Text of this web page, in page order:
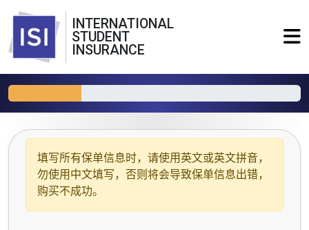
INTERNATIONAL
STUDENT
INSURANCE
填写所有保单信息时，请使用 英文或英文拼音，
勿使用中文填写，否则将会导致保单信息出错，
购买不成功。